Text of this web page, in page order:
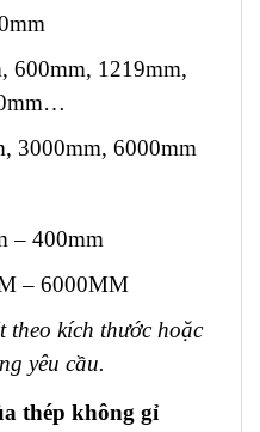
600mm, 1219mm,
3000mm, 6000mm
– 400mm
– 6000MM
theo kích thước hoặc
yêu cầu.
thép không gỉ